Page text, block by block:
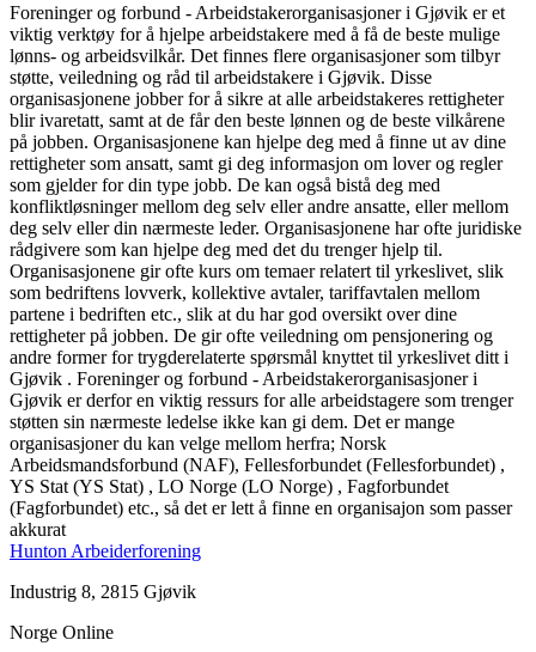
Foreninger og forbund - Arbeidstakerorganisasjoner i Gjøvik er et
viktig verktøy for å hjelpe arbeidstakere med å få de beste mulige
lønns- og arbeidsvilkår. Det finnes flere organisasjoner som tilbyr
støtte, veiledning og råd til arbeidstakere i Gjøvik. Disse
organisasjonene jobber for å sikre at alle arbeidstakeres rettigheter
blir ivaretatt, samt at de får den beste lønnen og de beste vilkårene
på jobben. Organisasjonene kan hjelpe deg med å finne ut av dine
rettigheter som ansatt, samt gi deg informasjon om lover og regler
som gjelder for din type jobb. De kan også bistå deg med
konfliktløsninger mellom deg selv eller andre ansatte, eller mellom
deg selv eller din nærmeste leder. Organisasjonene har ofte juridiske
rådgivere som kan hjelpe deg med det du trenger hjelp til.
Organisasjonene gir ofte kurs om temaer relatert til yrkeslivet, slik
som bedriftens lovverk, kollektive avtaler, tariffavtalen mellom
partene i bedriften etc., slik at du har god oversikt over dine
rettigheter på jobben. De gir ofte veiledning om pensjonering og
andre former for trygderelaterte spørsmål knyttet til yrkeslivet ditt i
Gjøvik . Foreninger og forbund - Arbeidstakerorganisasjoner i
Gjøvik er derfor en viktig ressurs for alle arbeidstagere som trenger
støtten sin nærmeste ledelse ikke kan gi dem. Det er mange
organisasjoner du kan velge mellom herfra; Norsk
Arbeidsmandsforbund (NAF), Fellesforbundet (Fellesforbundet) ,
YS Stat (YS Stat) , LO Norge (LO Norge) , Fagforbundet
(Fagforbundet) etc., så det er lett å finne en organisajon som passer
akkurat
Hunton Arbeiderforening
Industrig 8, 2815 Gjøvik
Norge Online